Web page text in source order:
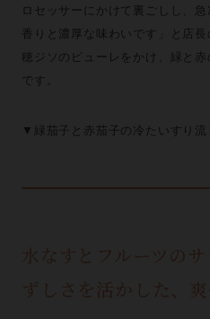
ロセッサーにかけて裏ごしし、
香りと濃厚な味わいです」と店
穂ジソのピューレをかけ、緑と
です。
▼緑茄子と赤茄子の冷たいすり流
水なすとフルーツの
ずしさを活かした、